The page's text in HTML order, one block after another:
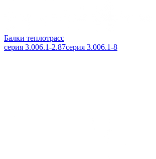
Балки теплотрасс
серия 3.006.1-2.87серия 3.006.1-8